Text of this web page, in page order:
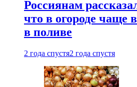
Россиянам
что в огороде чаще
в поливе
2 года спустя2 года спустя